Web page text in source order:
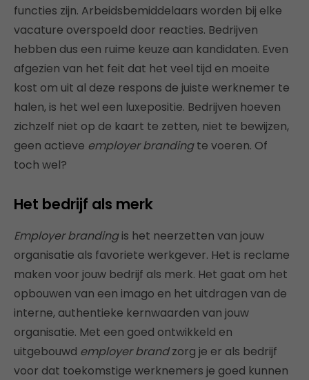
functies zijn. Arbeidsbemiddelaars worden bij elke
vacature overspoeld door reacties. Bedrijven
hebben dus een ruime keuze aan kandidaten. Even
afgezien van het feit dat het veel tijd en moeite
kost om uit al deze respons de juiste werknemer te
halen, is het wel een luxepositie. Bedrijven hoeven
zichzelf niet op de kaart te zetten, niet te bewijzen,
geen actieve employer brandingte voeren. Of
toch wel?
Het bedrijf als merk
Employer brandingis het neerzetten van jouw
organisatie als favoriete werkgever. Het is reclame
maken voor jouw bedrijf als merk. Het gaat om het
opbouwen van een imago en het uitdragen van de
interne, authentieke kernwaarden van jouw
organisatie. Met een goed ontwikkeld en
uitgebouwd employer brandzorg je er als bedrijf
voor dat toekomstige werknemers je goed kunnen